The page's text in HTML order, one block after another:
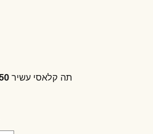
תה קלאסי עשיר 50 שקיקים